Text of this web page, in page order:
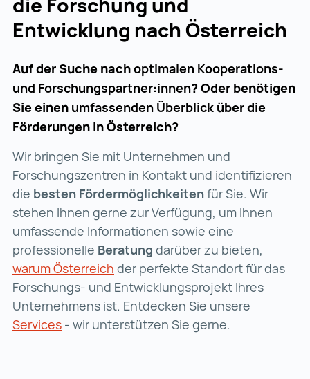
Entwicklung nach Österreich
Auf der Suche nachoptimalen Kooperations-
und Forschungspartner:innen? Oder benötigen
Sie einen umfassenden Überblick über die
Förderungen in Österreich?
Wir bringen Sie mit Unternehmen und
Forschungszentren in Kontakt und identifizieren
die besten Fördermöglichkeitenfür Sie. Wir
stehen Ihnen gerne zur Verfügung, um Ihnen
umfassende Informationen sowie eine
professionelle Beratung darüber zu bieten,
warum Österreich warum Österreich (wird in einer
der perfekte Standort für das
Forschungs- und Entwicklungsprojekt Ihres
Unternehmens ist. Entdecken Sie unsere
Services Services (wird in einer neuen
- wir unterstützen Sie gerne.